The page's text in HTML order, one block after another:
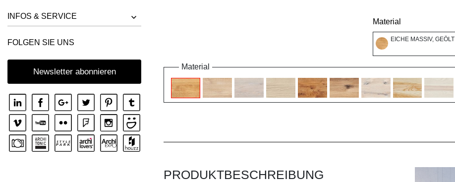
INFOS & SERVICE
FOLGEN SIE UNS
Newsletter abonnieren
Material
EICHE MASSIV, GEÖLT
Material
PRODUKTBESCHREIBUNG